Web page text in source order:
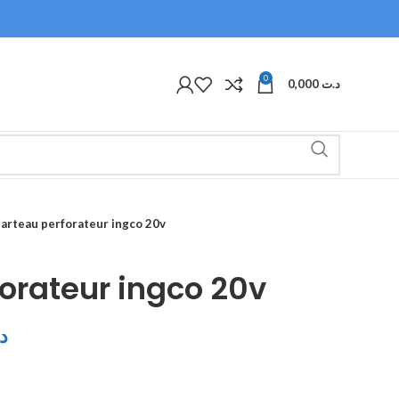
0 د.ت
perforateur ingco 20v
ingco 20v